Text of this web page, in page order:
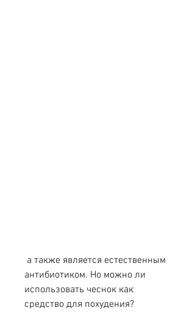
антибиотиком. Но можно ли
использовать чеснок как
средство для похудения?